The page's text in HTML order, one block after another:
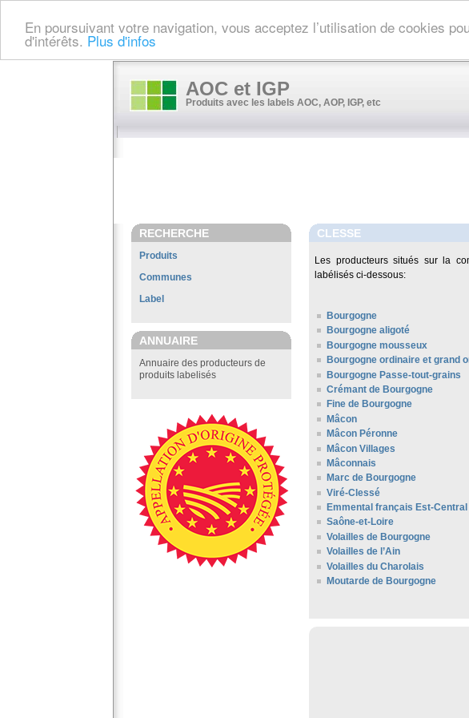
En poursuivant votre navigation, vous acceptez l’utilisation de cookies
d'intérêts. Plus d'infos
AOC et IGP
Produits avec les labels AOC, AOP, IGP, etc
RECHERCHE
Produits
Communes
Label
ANNUAIRE
Annuaire des producteurs de
produits labelisés
CLESSE
Les producteurs situés sur la
labélisés ci-dessous:
Bourgogne
Bourgogne aligoté
Bourgogne mousseux
Bourgogne ordinaire et grand
Bourgogne Passe-tout-grains
Crémant de Bourgogne
Fine de Bourgogne
Mâcon
Mâcon Péronne
Mâcon Villages
Mâconnais
Marc de Bourgogne
Viré-Clessé
Emmental français Est-Central
Saône-et-Loire
Volailles de Bourgogne
Volailles de l’Ain
Volailles du Charolais
Moutarde de Bourgogne